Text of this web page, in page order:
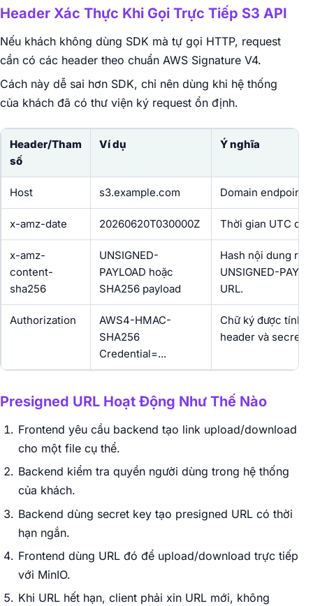
Header Xác Thực Khi Gọi Trực Tiếp S3 API
Nếu khách không dùng SDK mà tự gọi HTTP, request
cần có các header theo chuẩn AWS Signature V4.
Cách này dễ sai hơn SDK, chỉ nên dùng khi hệ thống
của khách đã có thư viện ký request ổn định.
Header/Tham
số
Ví dụ Ý nghĩa
Host s3.example.com Domain endpoint
x-amz-date 20260620T030000Z Thời gian UTC
x-amz-
content-
sha256
UNSIGNED-
PAYLOAD hoặc
SHA256 payload
Hash nội dung
UNSIGNED-
URL.
Authorization
AWS4-HMAC-
SHA256
Credential=...
Chữ ký được tính
header và secret
Presigned URL Hoạt Động Như Thế Nào
Frontend yêu cầu backend tạo link upload/download
cho một file cụ thể.
Backend kiểm tra quyền người dùng trong hệ thống
của khách.
Backend dùng secret key tạo presigned URL có thời
hạn ngắn.
Frontend dùng URL đó để upload/download trực tiếp
với MinIO.
Khi URL hết hạn, client phải xin URL mới, không